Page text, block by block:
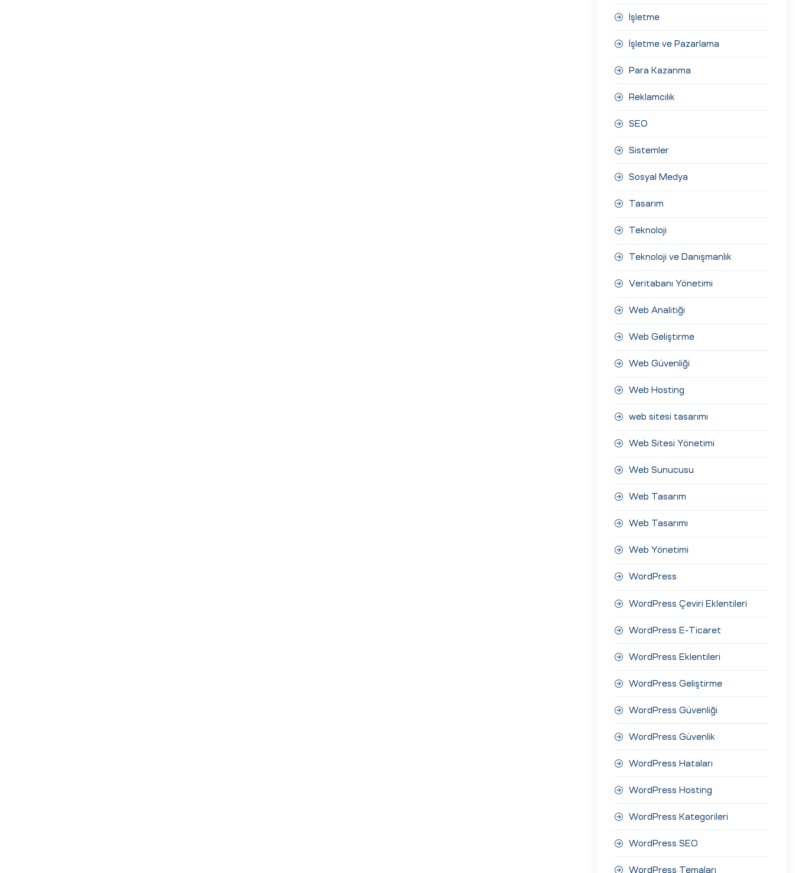
İşletme
İşletme ve Pazarlama
Para Kazanma
Reklamcılık
SEO
Sistemler
Sosyal Medya
Tasarım
Teknoloji
Teknoloji ve Danışmanlık
Veritabanı Yönetimi
Web Analitiği
Web Geliştirme
Web Güvenliği
Web Hosting
web sitesi tasarımı
Web Sitesi Yönetimi
Web Sunucusu
Web Tasarım
Web Tasarımı
Web Yönetimi
WordPress
WordPress Çeviri Eklentileri
WordPress E-Ticaret
WordPress Eklentileri
WordPress Geliştirme
WordPress Güvenliği
WordPress Güvenlik
WordPress Hataları
WordPress Hosting
WordPress Kategorileri
WordPress SEO
WordPress Temaları